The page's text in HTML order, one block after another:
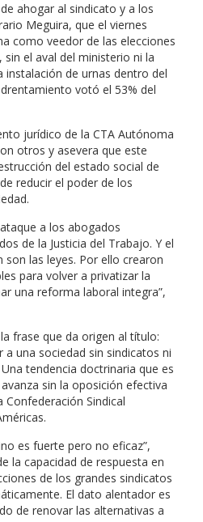
ahogar al sindicato y a los
Meguira, que el viernes
como veedor de las elecciones
sin el aval del ministerio ni la
instalación de urnas dentro del
votó el 53% del
jurídico de la CTA Autónoma
otros y asevera que este
del estado social de
reducir el poder de los
a los abogados
de la Justicia del Trabajo. Y el
las leyes. Por ello crearon
para volver a privatizar la
una reforma laboral integra”,
frase que da origen al título:
a una sociedad sin sindicatos ni
tendencia doctrinaria que es
sin la oposición efectiva
Confederación Sindical
es fuerte pero no eficaz”,
la capacidad de respuesta en
de los grandes sindicatos
El dato alentador es
de renovar las alternativas a